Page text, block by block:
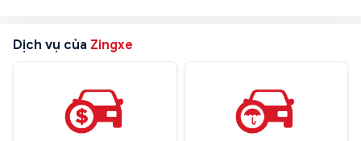
Dịch vụ của Zingxe